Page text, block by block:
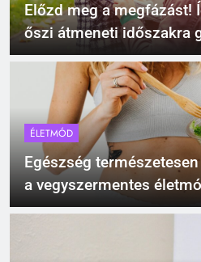
Előzd meg a megfázást!
őszi átmeneti időszakra
ÉLETMÓD
Egészség
a vegyszermentes
otthonodban!